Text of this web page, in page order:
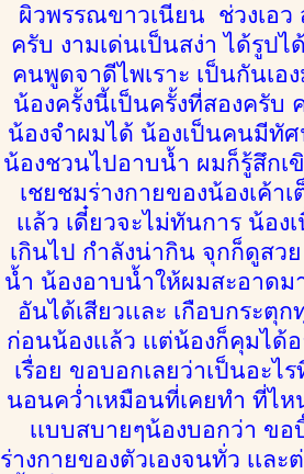
ผิวพรรณขาวเนียน ช่วงเอว
ครับ งามเด่นเป็นสง่า ได้รูป
คนพูดจาดีไพเราะ เป็นกันเอ
น้องครั้งนี้เป็นครั้งที่สองครับ
น้องจำผมได้ น้องเป็นคนมีทั
น้องชวนไปอาบน้ำ ผมก็รู้สึกเ
เชยชมร่างกายของน้องเค้า
เเล้ว เดี๋ยวจะไม่ทันการ น้อ
เกินไป กำลังน่ากิน จุกก็ดูสว
น้ำ น้องอาบน้ำให้ผมสะอาดม
อันได้เสียวเเละ เกือบกระตุ
ก่อนน้องเเล้ว เเต่น้องก็คุมไ
เรื่อย ขอบอกเลยว่าเป็นอะไ
นอนคว่ำเหมือนที่เคยทำ ที่ไห
เเบบสบายๆน้องบอกว่า ข
ร่างกายของตัวเองจนทั่ว เเ